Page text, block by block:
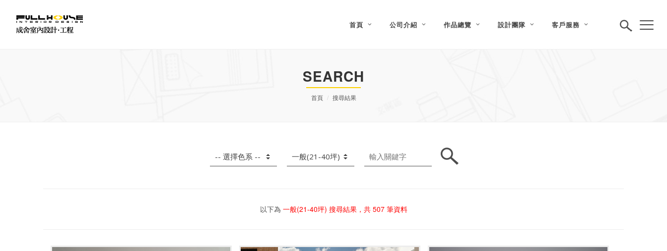
首頁 公司介紹 作品總覽 設計團隊 客戶服務
SEARCH
首頁 搜尋結果
以下為 一般(21-40坪) 搜尋結果，共 507筆資料